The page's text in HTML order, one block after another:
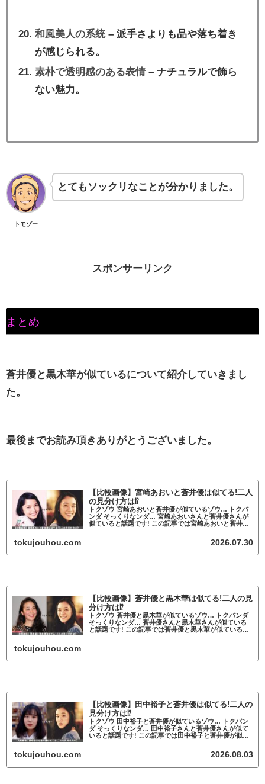
和風美人の系統– 派手さよりも品や落ち着き
が感じられる。
素朴で透明感のある表情 – ナチュラルで飾ら
ない魅力。
トモゾー
とてもソックリなことが分かりました。
スポンサーリンク
まとめ
蒼井優と黒木華が似ているについて紹介していきまし
た。
最後までお読み頂きありがとうございました。
【比較画像】宮崎あおいと蒼井優は似てる!二人
の見分け方は⁉
トクゾウ 宮崎あおいと蒼井優が似ているゾウ… トクパ
ンダ そっくりなンダ… 宮崎あおいさんと蒼井優さんが
似ていると話題です! この記事では宮崎あおいと蒼井優
tokujouhou.com 2026.07.30
【比較画像】蒼井優と黒木華は似てる!二人の見
分け方は⁉
トクゾウ 蒼井優と黒木華が似ているゾウ… トクパンダ
そっくりなンダ… 蒼井優さんと黒木華さんが似ている
と話題です! この記事では蒼井優と黒木華が似ているか
tokujouhou.com
【比較画像】田中裕子と蒼井優は似てる!二人の
見分け方は⁉
トクゾウ 田中裕子と蒼井優が似ているゾウ… トクパン
ダ そっくりなンダ… 田中裕子さんと蒼井優さんが似て
いると話題です! この記事では田中裕子と蒼井優が似て
tokujouhou.com 2026.08.03